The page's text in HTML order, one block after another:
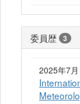
委員歴 3
2025年7